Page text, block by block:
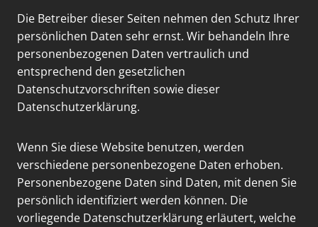
Die Betreiber dieser Seiten nehmen den Schutz Ihrer
persönlichen Daten sehr ernst. Wir behandeln Ihre
personenbezogenen Daten vertraulich und
entsprechend den gesetzlichen
Datenschutzvorschriften sowie dieser
Datenschutzerklärung.
Wenn Sie diese Website benutzen, werden
verschiedene personenbezogene Daten erhoben.
Personenbezogene Daten sind Daten, mit denen Sie
persönlich identifiziert werden können. Die
vorliegende Datenschutzerklärung erläutert, welche